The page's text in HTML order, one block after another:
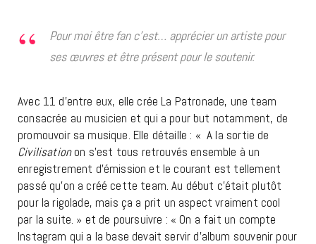
Pour moi être fan c’est… apprécier un artiste pour
ses œuvres et être présent pour le soutenir.
Avec 11 d’entre eux, elle crée La Patronade, une team
consacrée au musicien et qui a pour but notamment, de
promouvoir sa musique. Elle détaille : « A la sortie de
Civilisationon s’est tous retrouvés ensemble à un
enregistrement d’émission et le courant est tellement
passé qu’on a créé cette team. Au début c’était plutôt
pour la rigolade, mais ça a prit un aspect vraiment cool
par la suite. » et de poursuivre : « On a fait un compte
Instagram qui a la base devait servir d’album souvenir pour